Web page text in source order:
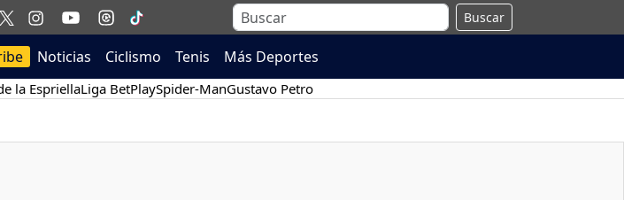
Buscar
Noticias Ciclismo Tenis Más Deportes
la EspriellaLiga BetPlaySpider-ManGustavo Petro